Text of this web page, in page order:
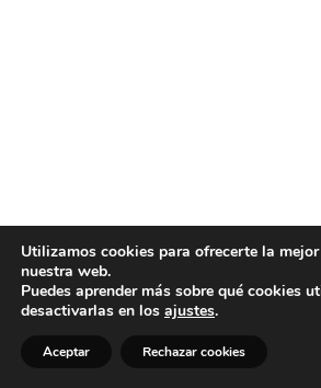
Utilizamos cookies para ofrecerte la
nuestra web.
Puedes aprender más sobre qué cookies
desactivarlas en los ajustes.
Aceptar Rechazar cookies